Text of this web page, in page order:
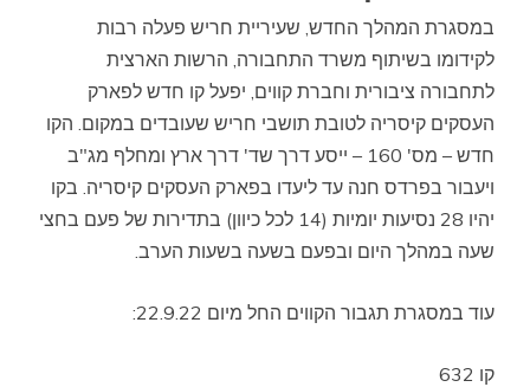
במסגרת המהלך החדש, שעיריית חריש פעלה רבות
לקידומו בשיתוף משרד התחבורה, הרשות הארצית
לתחבורה ציבורית וחברת קווים, יפעל קו חדש לפארק
העסקים קיסריה לטובת תושבי חריש שעובדים במקום. הקו
חדש – מס' 160 – ייסע דרך שד' דרך ארץ ומחלף מג"ב
ויעבור בפרדס חנה עד ליעדו בפארק העסקים קיסריה. בקו
יהיו 28 נסיעות יומיות (14 לכל כיוון) בתדירות של פעם בחצי
שעה במהלך היום ובפעם בשעה בשעות הערב.
עוד במסגרת תגבור הקווים החל מיום 22.9.22:
קו 632